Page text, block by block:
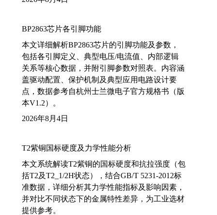
BP2863芯片各引脚功能
本文详细解析BP2863芯片的引脚功能及参数，
包括各引脚定义、典型电压/电流值、内部逻辑
关系等核心数据，并附引脚参数对照表。内容涵
盖驱动配置、保护机制及典型应用电路设计要
点，数据参考自杭州士兰微电子官方规格书（版
本V1.2）。
2026年8月4日
T2紫铜国标硬度及力学性能分析
本文系统解读T2紫铜的国标硬度和抗拉强度（包
括T2及T2_1/2H状态），结合GB/T 5231-2012标
准数据，详细分析其力学性能指标及影响因素，
并对比不同状态下的金属特性差异，为工业选材
提供参考。